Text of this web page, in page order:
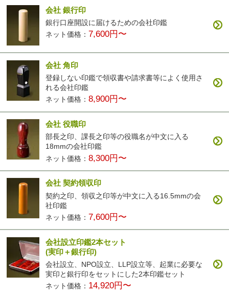
会社 銀行印
銀行口座開設に届けるための会社印鑑
ネット価格： 7,600円〜
会社 角印
登録しない印鑑で領収書や請求書等によく使用さ
れる会社印鑑
ネット価格：8,900円〜
会社 役職印
部長之印、課長之印等の役職名が中文に入る
18mmの会社印鑑
ネット価格：8,300円〜
会社 契約領収印
契約之印、領収之印等が中文に入る16.5mmの会
社印鑑
ネット価格： 7,600円〜
会社設立印鑑2本セット
(実印＋銀行印)
会社設立、NPO設立、LLP設立等、起業に必要な
実印と銀行印をセットにした2本印鑑セット
ネット価格： 14,920円〜